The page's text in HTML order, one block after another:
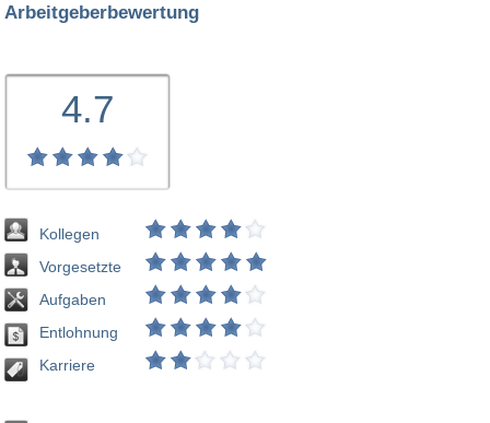
Arbeitgeberbewertung
4.7
Kollegen
Vorgesetzte
Aufgaben
Entlohnung
Karriere